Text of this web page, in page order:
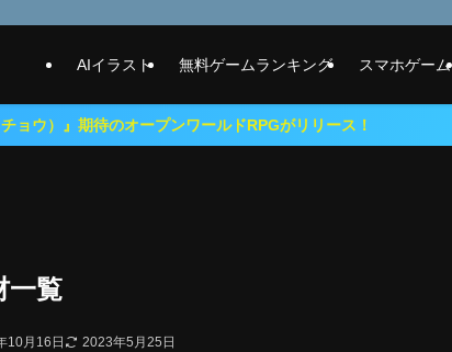
AIイラスト 無料ゲームランキング スマホゲーム
プンワールドRPGがリリース！
一覧
10月16日 2023年5月25日